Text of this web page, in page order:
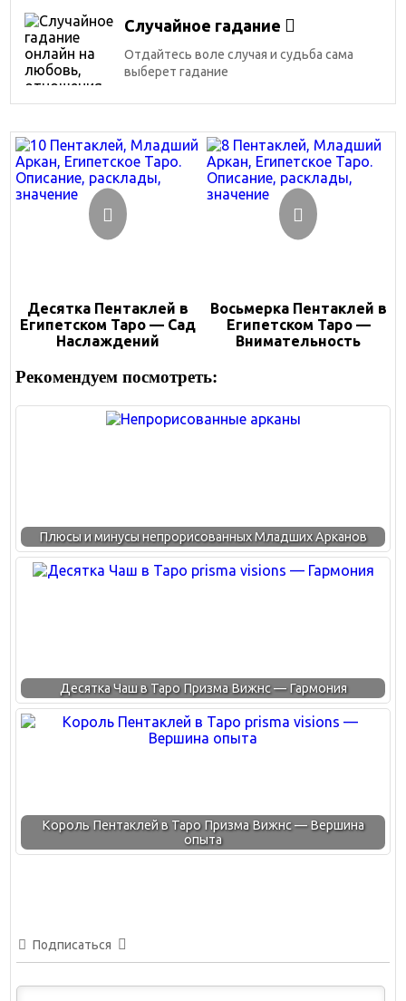
Случайное гадание
Отдайтесь воле случая и судьба сама
выберет гадание
Десятка Пентаклей в
Египетском Таро — Сад
Наслаждений
Восьмерка Пентаклей в
Египетском Таро —
Внимательность
Рекомендуем посмотреть:
Плюсы и минусы непрорисованных Младших Арканов
Десятка Чаш в Таро Призма Вижнс — Гармония
Король Пентаклей в Таро Призма Вижнс — Вершина
опыта
Подписаться